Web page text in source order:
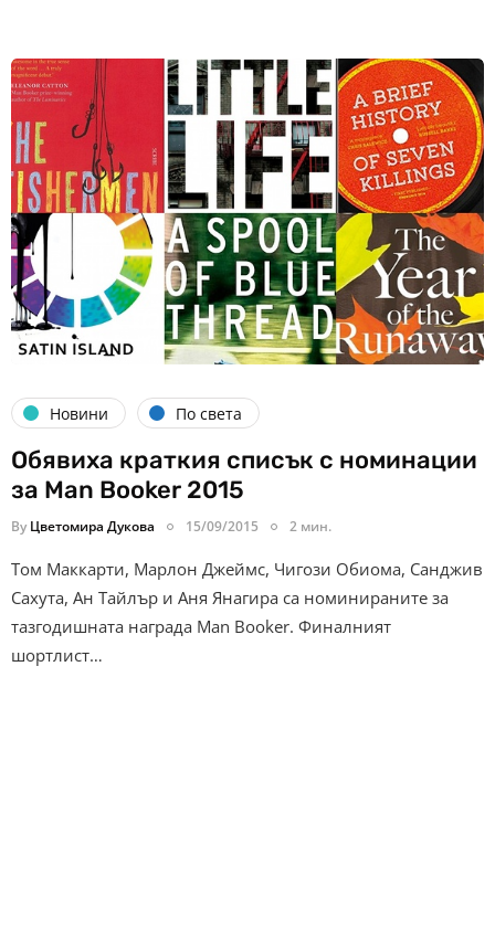
Новини По света
Обявиха краткия списък с номинации
за Man Booker 2015
By Цветомира Дукова 15/09/2015 2 мин.
Том Маккарти, Марлон Джеймс, Чигози Обиома, Санджив
Сахута, Ан Тайлър и Аня Янагира са номинираните за
тазгодишната награда Man Booker. Финалният
шортлист…